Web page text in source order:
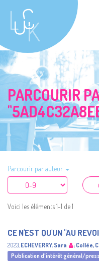
PARCOURIR
Parcourir par auteur
Voici les éléments 1-1 de 1
CE N'EST QU'UN "AU
2023, ECHEVERRY, Sara ; Collée,
Publication d'intérêt général/